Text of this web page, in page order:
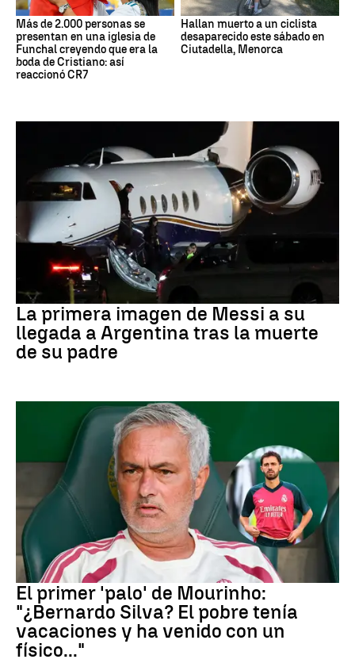
Más de 2.000 personas se
presentan en una iglesia de
Funchal creyendo que era la
boda de Cristiano: así
reaccionó CR7
Hallan muerto a un ciclista
desaparecido este sábado en
Ciutadella, Menorca
Leo Messi
La primera imagen de Messi a su
llegada a Argentina tras la muerte
de su padre
Real Madrid
El primer 'palo' de Mourinho:
"¿Bernardo Silva? El pobre tenía
vacaciones y ha venido con un
físico..."